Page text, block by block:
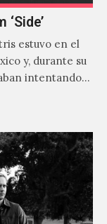
estuvo en el
y, durante su
intentando…